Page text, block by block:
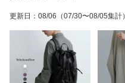
更新日 ： 08/06 （07/30〜08/05集計）